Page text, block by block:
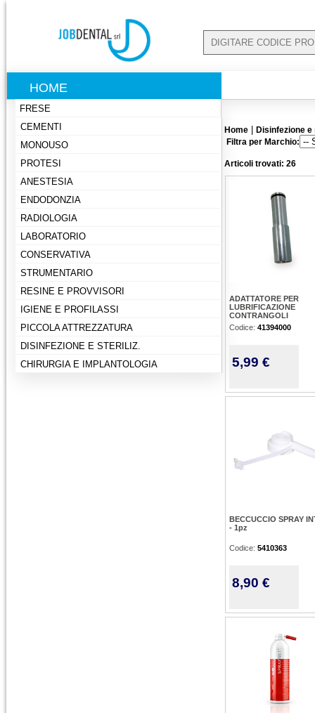
HOME
FRESE
CEMENTI
MONOUSO
PROTESI
ANESTESIA
ENDODONZIA
RADIOLOGIA
LABORATORIO
CONSERVATIVA
STRUMENTARIO
RESINE E PROVVISORI
IGIENE E PROFILASSI
PICCOLA ATTREZZATURA
DISINFEZIONE E STERILIZ.
CHIRURGIA E IMPLANTOLOGIA
Home
Disinfezione
Filtra per Marchio:
Articoli trovati: 26
ADATTATORE PER
LUBRIFICAZIONE
CONTRANGOLI
Codice: 41394000
5,99 €
BECCUCCIO SPRAY
- 1pz
Codice: 5410363
8,90 €